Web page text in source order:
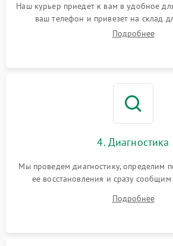
Наш курьер приедет к вам в удобное
ваш телефон и привезет на склад
Подробнее
4. Диагностика
Мы проведем диагностику, определим
ее восстановления и сразу
Подробнее